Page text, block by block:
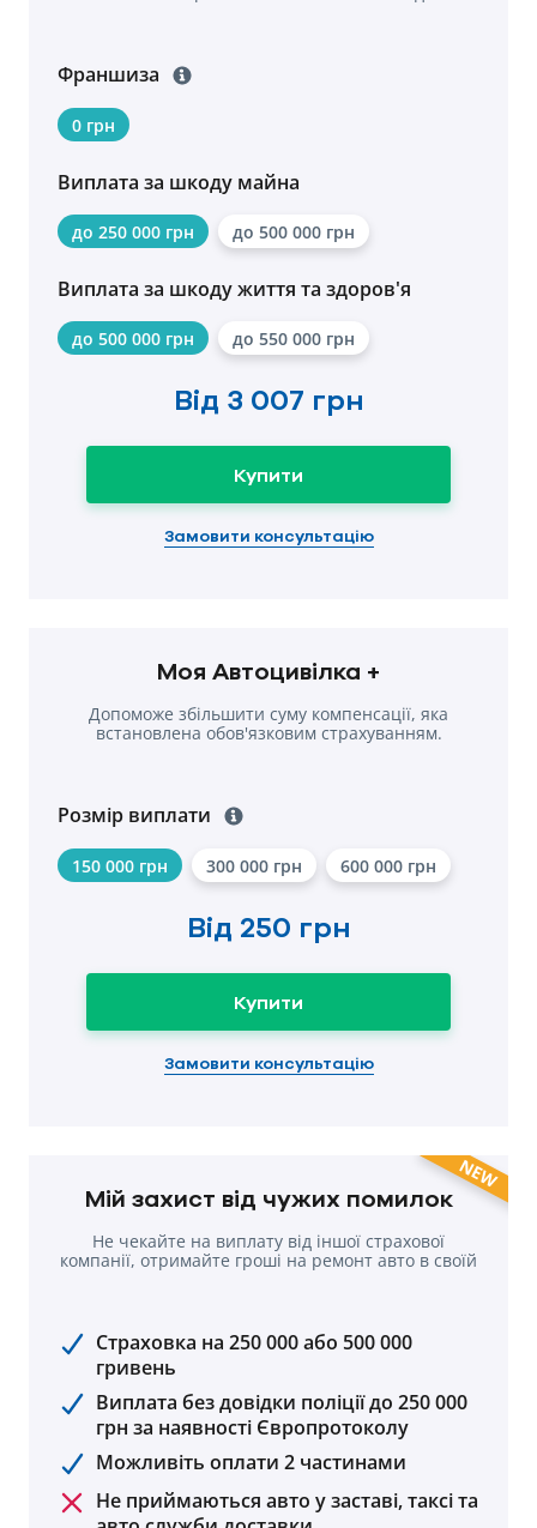
Франшиза
0 грн
Виплата за шкоду майна
до 250 000 грн до 500 000 грн
Виплата за шкоду життя та здоров'я
до 500 000 грн до 550 000 грн
Від 3 007 грн
Купити
Замовити консультацію
Моя Автоцивілка +
Допоможе збільшити суму компенсації, яка
встановлена обов'язковим страхуванням.
Розмір виплати
150 000 грн 300 000 грн 600 000 грн
Від 250 грн
Купити
Замовити консультацію
NEW
Мій захист від чужих помилок
Не чекайте на виплату від іншої страхової
компанії, отримайте гроші на ремонт авто в cвоїй
Страховка на 250 000 або 500 000
гривень
Виплата без довідки поліції до 250 000
грн за наявності Європротоколу
Можливіть оплати 2 частинами
Не приймаються авто у заставі, таксі та